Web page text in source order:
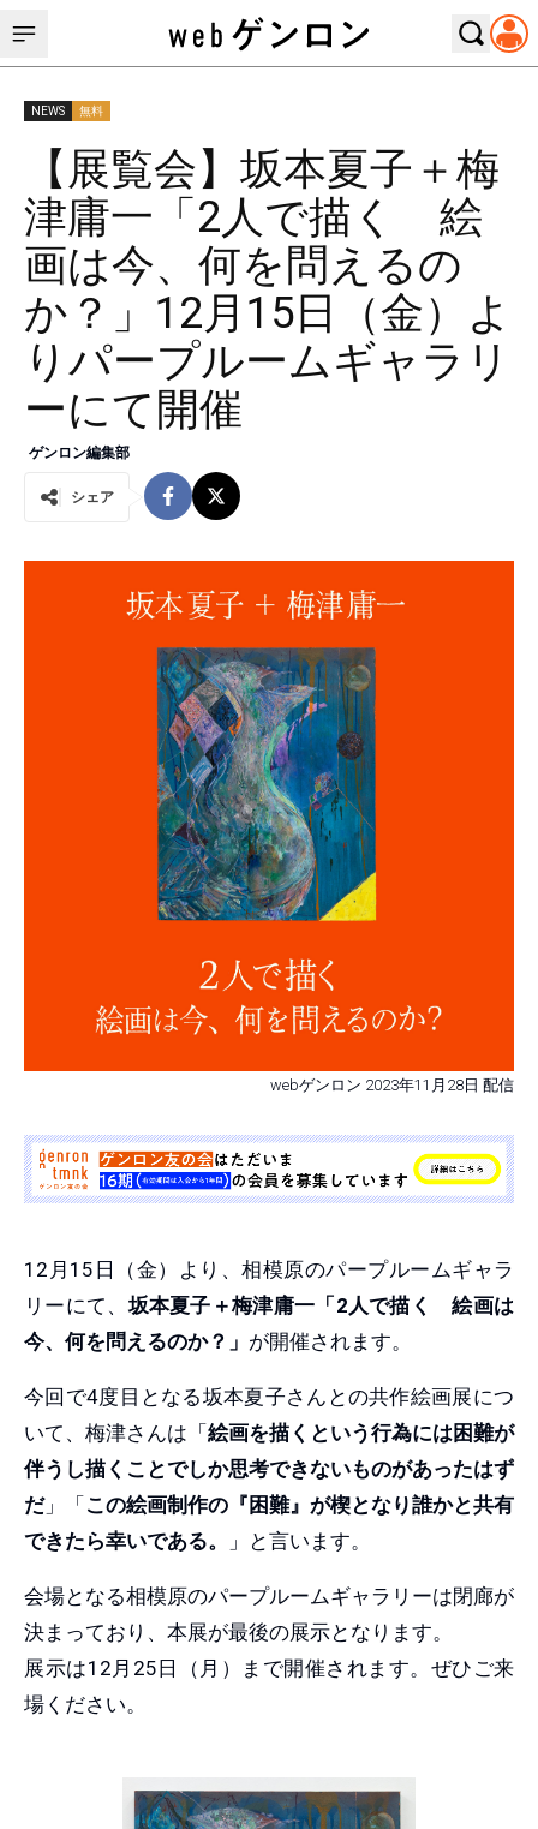
NEWS 無料
【展覧会】坂本夏子＋梅
津庸一「2人で描く 絵
画は今、何を問えるの
か？」12月15日（金）よ
りパープルームギャラリ
ーにて開催
ゲンロン編集部
シェア
webゲンロン 2023年11月28日 配信
12月15日（金）より、相模原のパープルームギャラ
リーにて、 坂本夏子＋梅津庸一「2人で描く 絵画は
今、何を問えるのか？」 が開催されます。
今回で4度目となる坂本夏子さんとの共作絵画展につ
いて、梅津さんは「 絵画を描くという行為には困難が
伴うし描くことでしか思考できないものがあったはず
だ」「 この絵画制作の『困難』が楔となり誰かと共有
できたら幸いである。
」と言います。
会場となる相模原のパープルームギャラリーは閉廊が
決まっており、本展が最後の展示となります。
展示は12月25日（月）まで開催されます。ぜひご来
場ください。